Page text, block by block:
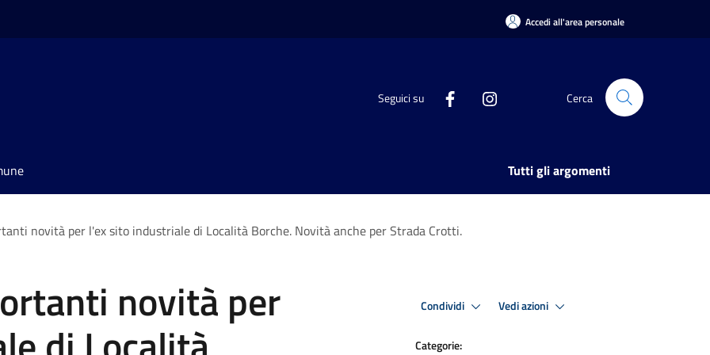
Accedi all'area personale
Seguici su Cerca
Tutti gli argomenti
novità per l'ex sito industriale di Località Borche. Novità anche per Strada Crotti.
novità per Condividi Vedi azioni
Categorie: